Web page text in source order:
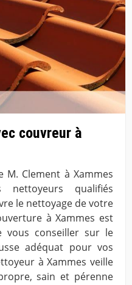
couvreur à
M. Clement à Xammes
nettoyeurs qualifiés
le nettoyage de votre
à Xammes est
vous conseiller sur le
adéquat pour vos
à Xammes veille
sain et pérenne